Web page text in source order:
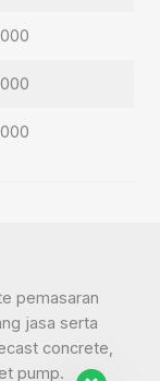
pemasaran
jasa serta
concrete,
pump.